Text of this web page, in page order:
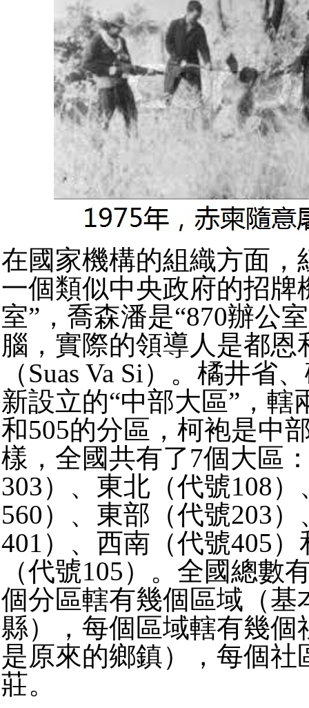
在國家機構的組織方面，
一個類似中央政府的招牌
室”，喬森潘是“870辦公
腦，實際的領導人是都恩
（Suas Va Si）。橘井省
新設立的“中部大區”，轄
和505的分區，柯袍是中
樣，全國共有了7個大區
303）、東北（代號108
560）、東部（代號203
401）、西南（代號405
（代號105）。全國總數
個分區轄有幾個區域（基
縣），每個區域轄有幾個
是原來的鄉鎮），每個社
莊。